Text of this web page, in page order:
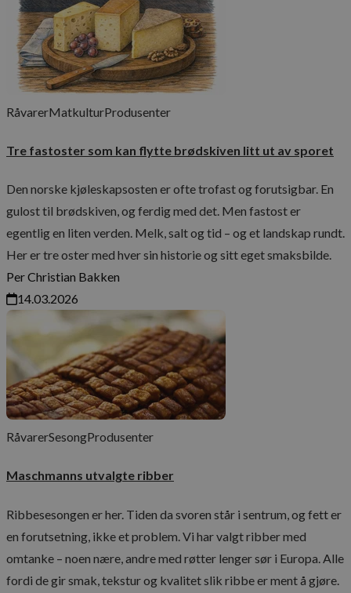
RåvarerMatkulturProdusenter
Tre fastoster som kan flytte brødskiven litt ut av sporet
Den norske kjøleskapsosten er ofte trofast og forutsigbar. En
gulost til brødskiven, og ferdig med det. Men fastost er
egentlig en liten verden. Melk, salt og tid – og et landskap rundt.
Her er tre oster med hver sin historie og sitt eget smaksbilde.
Per Christian Bakken
14.03.2026
RåvarerSesongProdusenter
Maschmanns utvalgte ribber
Ribbesesongen er her. Tiden da svoren står i sentrum, og fett er
en forutsetning, ikke et problem. Vi har valgt ribber med
omtanke – noen nære, andre med røtter lenger sør i Europa. Alle
fordi de gir smak, tekstur og kvalitet slik ribbe er ment å gjøre.